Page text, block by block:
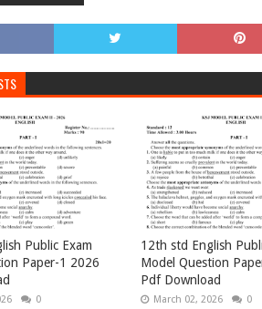
Public Exam
Paper-1 2026
0
12th std English
Model Question
Pdf Download
March 02, 2026 0